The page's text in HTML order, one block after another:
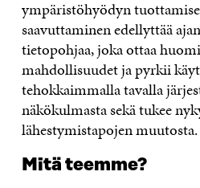
ympäristöhyödyn
saavuttaminen edellyttää
tietopohjaa, joka ottaa
mahdollisuudet ja pyrkii
tehokkaimmalla tavalla
näkökulmasta sekä tukee
lähestymistapojen muutosta.
Mitä teemme?